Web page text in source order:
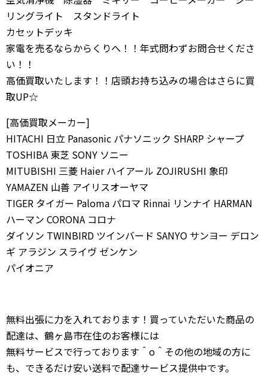
リングライト スタンドライト
カセットデッキ
家電を売るならからくりへ！！年式問わずお問合せくださ
い！！
高価買取いたします！！店頭お持ち込みの場合はさらに買
取UP☆
[高価買取メーカー]
HITACHI 日立 Panasonic パナソニック SHARP シャープ
TOSHIBA 東芝 SONY ソニー
MITUBISHI 三菱 Haier ハイアール ZOJIRUSHI 象印
YAMAZEN 山善 アイリスオーヤマ
TIGER タイガー Paloma パロマ Rinnai リンナイ HARMAN
ハーマン CORONA コロナ
ダイソン TWINBIRD ツインバード SANYO サンヨー デロン
ギ アラジン スライヴ ゼンケン
パイオニア
無料出張に力を入れております！買っていただいた商品の
配達は、鶴ヶ島市在住のお客様には
無料サービスで行っております＾o＾その他の地域の方に
も、できるだけ安い送料で配達サービス提供中です。